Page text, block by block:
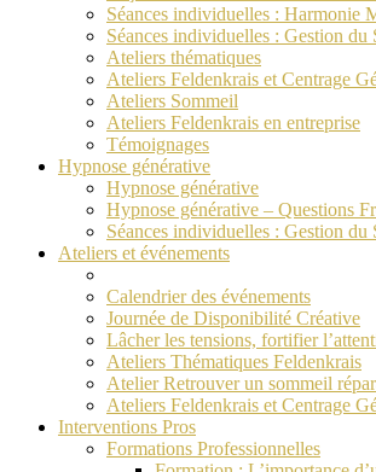
Séances individuelles : Harmonie
Séances individuelles : Gestion du
Ateliers thématiques
Ateliers Feldenkrais et Centrage
Ateliers Sommeil
Ateliers Feldenkrais en entreprise
Témoignages
Hypnose générative
Hypnose générative
Hypnose générative – Questions
Séances individuelles : Gestion du
Ateliers et événements
Calendrier des événements
Journée de Disponibilité Créative
Lâcher les tensions, fortifier
Ateliers Thématiques Feldenkrais
Atelier Retrouver un sommeil
Ateliers Feldenkrais et Centrage
Interventions Pros
Formations Professionnelles